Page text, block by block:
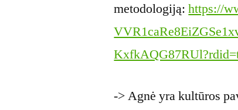
metodologiją:https://
-> Agnė yra kultūros